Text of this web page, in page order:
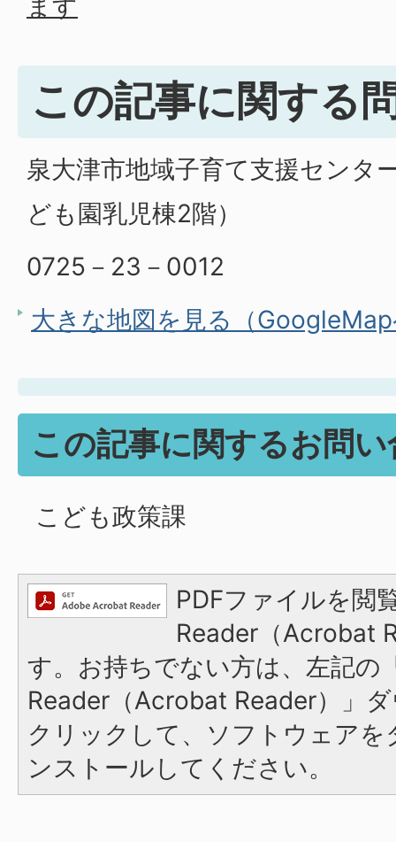
ます
この記事に関する
泉大津市地域子育て支援センタ
ども園乳児棟2階）
0725－23－0012
大きな地図を見る（
この記事に関するお問
こども政策課
PDFファイルを閲
Reader（Acrobat
す。お持ちでない方は、左記の
Reader（Acrobat Reader）」
クリックして、ソフトウェア
ンストールしてください。